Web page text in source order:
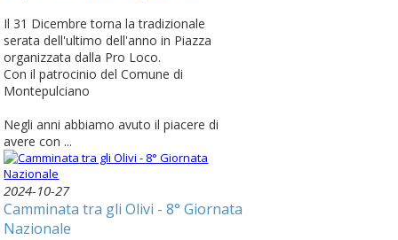
Il 31 Dicembre torna la tradizionale
serata dell'ultimo dell'anno in Piazza
organizzata dalla Pro Loco.
Con il patrocinio del Comune di
Montepulciano
Negli anni abbiamo avuto il piacere di
avere con ...
2024-10-27
Camminata tra gli Olivi - 8° Giornata
Nazionale